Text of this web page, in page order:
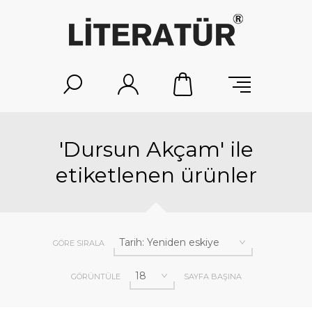
'Dursun Akçam' ile
etiketlenen ürünler
GÖRE SIRALA
GÖRÜNTÜLE SAYFA BAŞINA